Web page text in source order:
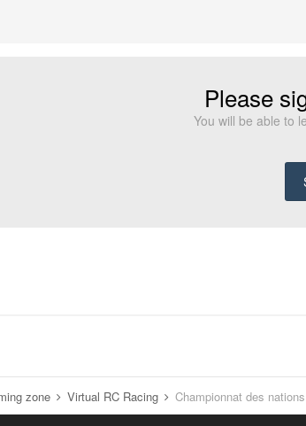
Please
You will be able to
zone Virtual RC Racing Championnat des